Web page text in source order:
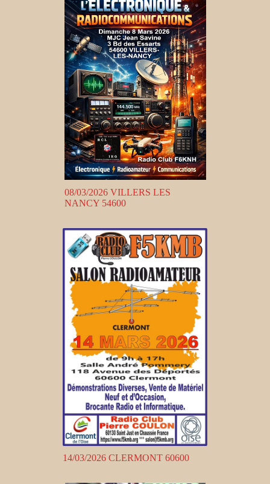
08/03/2026 VILLERS LES
NANCY 54600
14/03/2026 CLERMONT 60600